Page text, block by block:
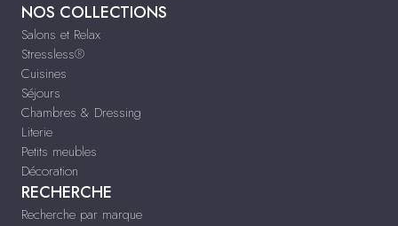
NOS COLLECTIONS
Salons et Relax
Stressless®
Cuisines
Séjours
Chambres & Dressing
Literie
Petits meubles
Décoration
RECHERCHE
Recherche par marque